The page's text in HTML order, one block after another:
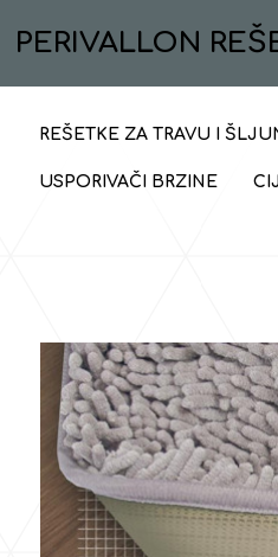
PERIVALLON
REŠETKE ZA TRAVU I
USPORIVAČI BRZINE